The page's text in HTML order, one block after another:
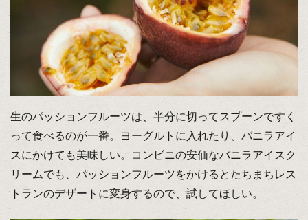
生のパッションフルーツは、半分に切ってスプーンですく
って食べるのが一番。ヨーグルトに入れたり、バニラアイ
スにかけても美味しい。コンビニの安価なバニラアイスク
リームでも、パッションフルーツをかけるとたちまちレス
トランのデザートに変身するので、試してほしい。